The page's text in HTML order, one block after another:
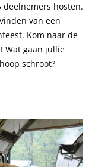
deelnemers hosten.
van een
Kom naar de
Wat gaan jullie
schroot?